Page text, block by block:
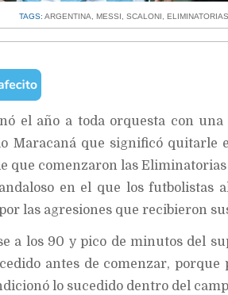
TAGS:ARGENTINA ,MESSI ,SCALONI ,ELIMINATORIAS
el año a toda orquesta con
Maracaná que significó quitarle
que comenzaron las
en el que los futbolistas
las agresiones que recibieron
a los 90 y pico de minutos del
antes de comenzar,
lo sucedido dentro del